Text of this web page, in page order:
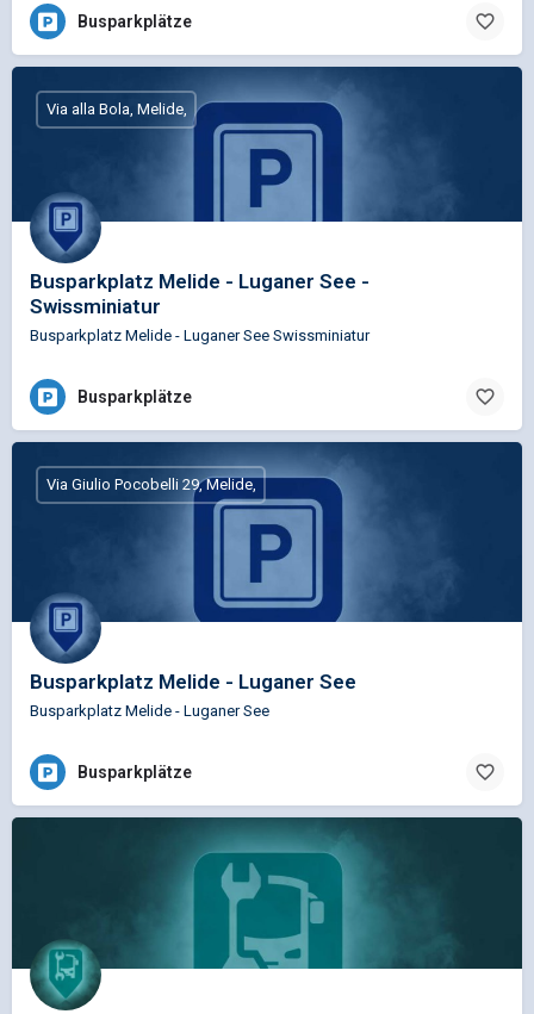
Busparkplätze
Busparkplatz Melide - Luganer See -
Swissminiatur
Busparkplatz Melide - Luganer See Swissminiatur
Via alla Bola, Melide,
Busparkplätze
Busparkplatz Melide - Luganer See
Busparkplatz Melide - Luganer See
Via Giulio Pocobelli 29, Melide,
Busparkplätze